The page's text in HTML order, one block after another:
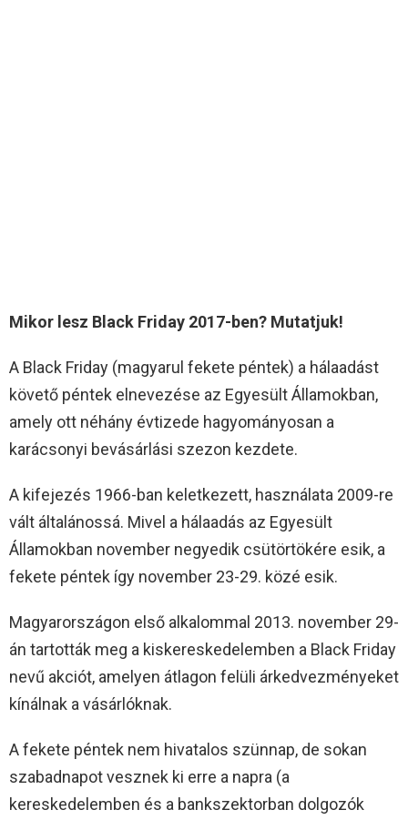
Mikor lesz Black Friday 2017-ben? Mutatjuk!
A Black Friday (magyarul fekete péntek) a hálaadást
követő péntek elnevezése az Egyesült Államokban,
amely ott néhány évtizede hagyományosan a
karácsonyi bevásárlási szezon kezdete.
A kifejezés 1966-ban keletkezett, használata 2009-re
vált általánossá. Mivel a hálaadás az Egyesült
Államokban november negyedik csütörtökére esik, a
fekete péntek így november 23-29. közé esik.
Magyarországon első alkalommal 2013. november 29-
án tartották meg a kiskereskedelemben a Black Friday
nevű akciót, amelyen átlagon felüli árkedvezményeket
kínálnak a vásárlóknak.
A fekete péntek nem hivatalos szünnap, de sokan
szabadnapot vesznek ki erre a napra (a
kereskedelemben és a bankszektorban dolgozók